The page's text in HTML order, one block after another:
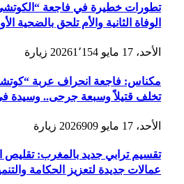
تطورات خطيرة في فاجعة
الوفاة الثانية والأم تلحق بالضحية
الأحد، 17 مايو 2026 1٬154 زيارة
مكناس: فاجعة انحراف عربة
تخلف قتيلاً وسبعة جرحى.. وسيدة في
الأحد، 17 مايو 2026 909 زيارة
عمالات جديدة لتعزيز الحكامة